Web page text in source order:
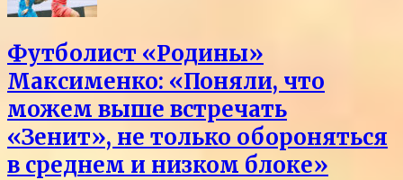
Футболист «Родины»
Максименко: «Поняли, что
можем выше встречать
«Зенит», не только обороняться
в среднем и низком блоке»